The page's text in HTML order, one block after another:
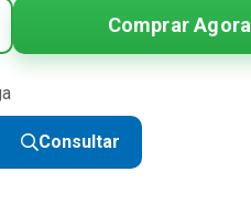
Comprar Agora
Consultar